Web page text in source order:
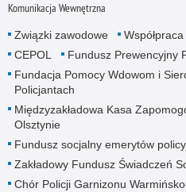
Komunikacja Wewnętrzna
Związki zawodowe
CEPOL
Fundusz Prewencyjny
Fundacja Pomocy Wdowom i
Policjantach
Międzyzakładowa Kasa
Olsztynie
Fundusz socjalny emerytów
Zakładowy Fundusz Świadczeń
Chór Policji Garnizonu